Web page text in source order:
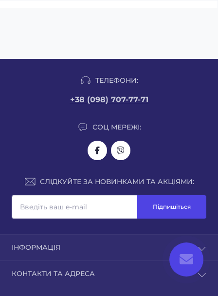
ТЕЛЕФОНИ:
+38 (098) 707-77-71
СОЦ МЕРЕЖІ:
СЛІДКУЙТЕ ЗА НОВИНКАМИ ТА АКЦІЯМИ:
Підпишіться
ІНФОРМАЦІЯ
Доставка
КОНТАКТИ ТА АДРЕСА